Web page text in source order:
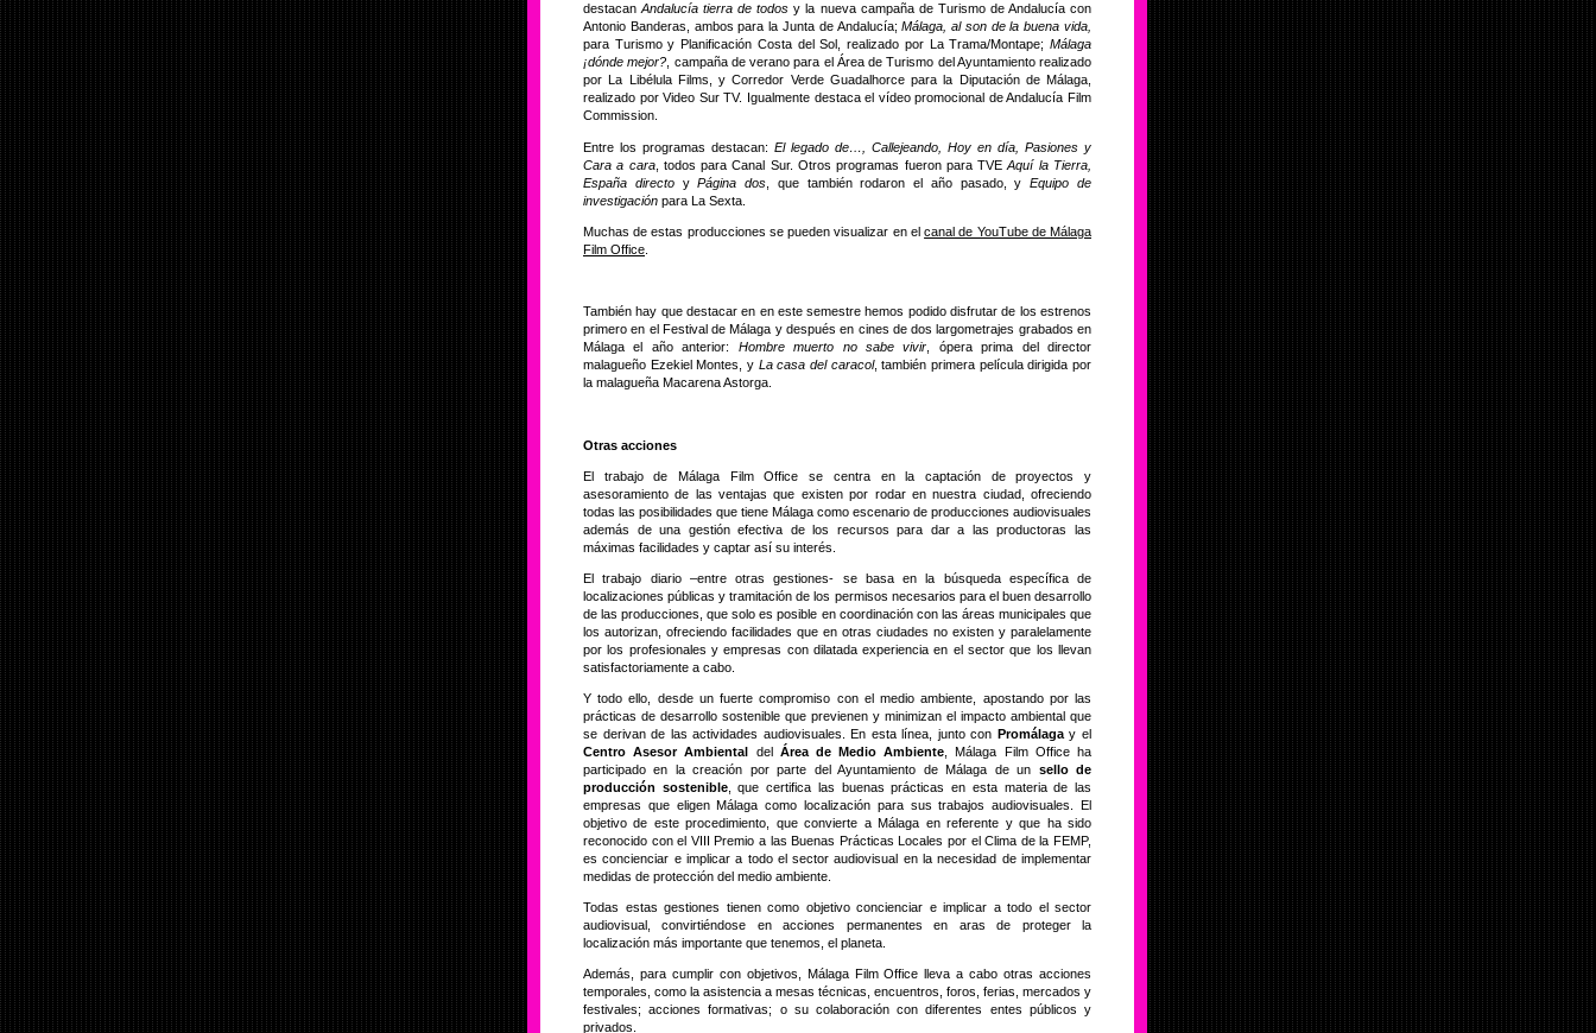
destacanAndalucía tierra de todos y la nueva campaña de Turismo de Andalucía con
Antonio Banderas, ambos para la Junta de Andalucía;Málaga, al son de la buena vida,
para Turismo y Planificación Costa del Sol, realizado por La Trama/Montape; Málaga
¡dónde mejor? , campaña de verano para el Área de Turismo del Ayuntamiento realizado
por La Libélula Films, y Corredor Verde Guadalhorce para la Diputación de Málaga,
realizado por Video Sur TV. Igualmente destaca el vídeo promocional de Andalucía Film
Commission.
Entre los programas destacan: El legado de…, Callejeando, Hoy en día, Pasiones y
Cara a cara, todos para Canal Sur. Otros programas fueron para TVEAquí la Tierra,
España directo yPágina dos , que también rodaron el año pasado, yEquipo de
investigación para La Sexta.
Muchas de estas producciones se pueden visualizar en elcanal de YouTube de Málaga
Film Office
También hay que destacar en en este semestre hemos podido disfrutar de los estrenos
primero en el Festival de Málaga y después en cines de dos largometrajes grabados en
Málaga el año anterior: Hombre muerto no sabe vivir , ópera prima del director
malagueño Ezekiel Montes, y La casa del caracol, también primera película dirigida por
la malagueña Macarena Astorga.
Otras acciones
El trabajo de Málaga Film Office se centra en la captación de proyectos y
asesoramiento de las ventajas que existen por rodar en nuestra ciudad, ofreciendo
todas las posibilidades que tiene Málaga como escenario de producciones audiovisuales
además de una gestión efectiva de los recursos para dar a las productoras las
máximas facilidades y captar así su interés.
El trabajo diario –entre otras gestiones- se basa en la búsqueda específica de
localizaciones públicas y tramitación de los permisos necesarios para el buen desarrollo
de las producciones, que solo es posible en coordinación con las áreas municipales que
los autorizan, ofreciendo facilidades que en otras ciudades no existen y paralelamente
por los profesionales y empresas con dilatada experiencia en el sector que los llevan
satisfactoriamente a cabo.
Y todo ello, desde un fuerte compromiso con el medio ambiente, apostando por las
prácticas de desarrollo sostenible que previenen y minimizan el impacto ambiental que
se derivan de las actividades audiovisuales. En esta línea, junto con Promálagay el
Centro Asesor Ambiental delÁrea de Medio Ambiente , Málaga Film Office ha
participado en la creación por parte del Ayuntamiento de Málaga de un sello de
producción sostenible, que certifica las buenas prácticas en esta materia de las
empresas que eligen Málaga como localización para sus trabajos audiovisuales. El
objetivo de este procedimiento, que convierte a Málaga en referente y que ha sido
reconocido con el VIII Premio a las Buenas Prácticas Locales por el Clima de la FEMP,
es concienciar e implicar a todo el sector audiovisual en la necesidad de implementar
medidas de protección del medio ambiente.
Todas estas gestiones tienen como objetivo concienciar e implicar a todo el sector
audiovisual, convirtiéndose en acciones permanentes en aras de proteger la
localización más importante que tenemos, el planeta.
Además, para cumplir con objetivos, Málaga Film Office lleva a cabo otras acciones
temporales, como la asistencia a mesas técnicas, encuentros, foros, ferias, mercados y
festivales; acciones formativas; o su colaboración con diferentes entes públicos y
privados.